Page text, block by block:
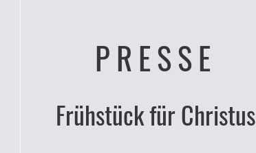
PRESSE
Frühstück für Christus